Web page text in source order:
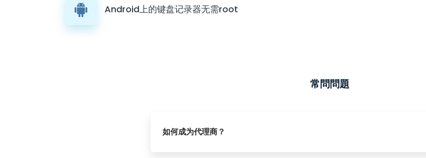
Android上的键盘记录器无需root
常問問題
如何成为代理商？